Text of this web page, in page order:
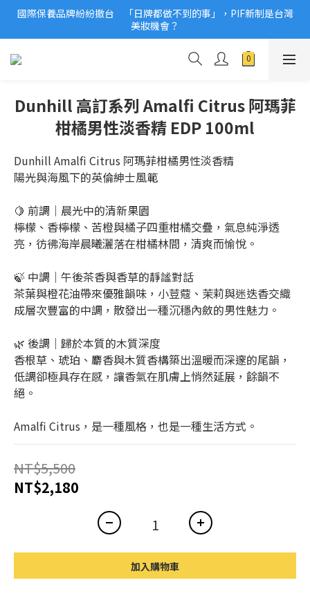
2026美妝小樣、試用品變少？PIF化妝品身分證7月上路！消費者
必懂5觀念
國際保養品牌紛紛撤台　「日牌都做不到的事」，PIF新制是台灣
美妝機會？
2026美妝小樣、試用品變少？PIF化妝品身分證7月上路！消費者
Dunhill 高訂系列 Amalfi Citrus 阿瑪菲
柑橘男性淡香精 EDP 100ml
Dunhill Amalfi Citrus 阿瑪菲柑橘男性淡香精
陽光與海風下的英倫紳士風範
🍋 前調｜晨光中的清新果園
檸檬、香檸檬、苦橙與橘子四重柑橘交疊，氣息純淨透
亮，彷彿海岸晨曦灑落在柑橘林間，清爽而愉悅。
🍃 中調｜午後茶香與香草的靜謐對話
茶葉與橙花油帶來優雅韻味，小荳蔻、茉莉與迷迭香交織
成層次豐富的中調，散發出一種沉穩內斂的男性魅力。
🌿 後調｜歸於本質的木質深度
香根草、琥珀、麝香與木質香構築出溫暖而深邃的尾韻，
低調卻極具存在感，讓香氣在肌膚上悄然延展，餘韻不
絕。
Amalfi Citrus，是一種風格，也是一種生活方式。
NT$5,500
NT$2,180
加入購物車